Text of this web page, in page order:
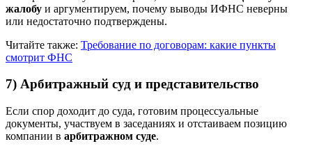
жалобу и аргументируем, почему выводы ИФНС неверны
или недостаточно подтверждены.
Читайте также: Требование по договорам: какие пункты
смотрит ФНС
7) Арбитражный суд и представительство
Если спор доходит до суда, готовим процессуальные
документы, участвуем в заседаниях и отстаиваем позицию
компании в арбитражном суде.